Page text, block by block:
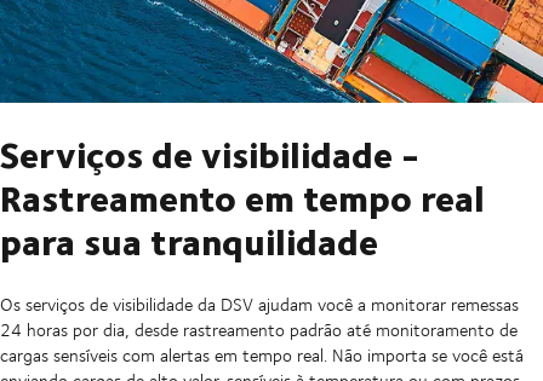
Serviços de visibilidade -
Rastreamento em tempo real
para sua tranquilidade
Os serviços de visibilidade da DSV ajudam você a monitorar remessas
24 horas por dia, desde rastreamento padrão até monitoramento de
cargas sensíveis com alertas em tempo real. Não importa se você está